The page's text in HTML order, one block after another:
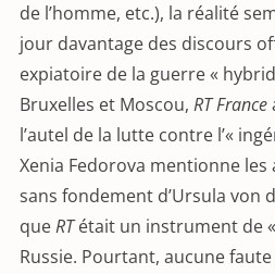
de l’homme, etc.), la réalité
jour davantage des discours
expiatoire de la guerre «
Bruxelles et Moscou, RT France
l’autel de la lutte contre l’«
Xenia Fedorova mentionne
sans fondement d’Ursula von
queRTétait un instrument de
Russie. Pourtant, aucune